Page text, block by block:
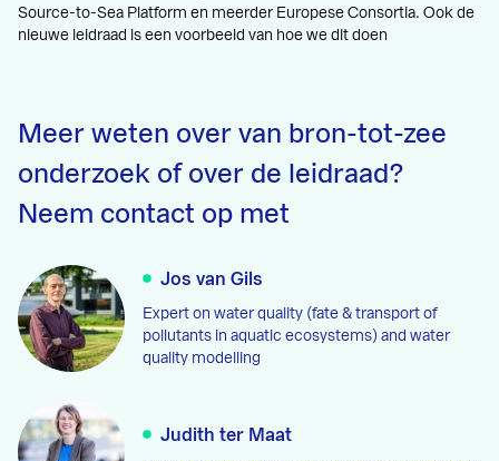
Source-to-Sea Platform en meerder Europese Consortia. Ook de
nieuwe leidraad is een voorbeeld van hoe we dit doen
Meer weten over van bron-tot-zee
onderzoek of over de leidraad?
Neem contact op met
Jos van Gils
Expert on water quality (fate & transport of
pollutants in aquatic ecosystems) and water
quality modelling
Judith ter Maat